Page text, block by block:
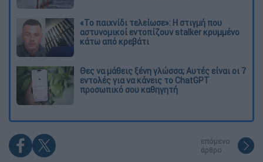
«Το παιχνίδι τελείωσε»: Η στιγμή που
αστυνομικοί εντοπίζουν stalker κρυμμένο
κάτω από κρεβάτι
Θες να μάθεις ξένη γλώσσα; Αυτές είναι οι 7
εντολές για να κάνεις το ChatGPT
προσωπικό σου καθηγητή
επόμενο
άρθρο